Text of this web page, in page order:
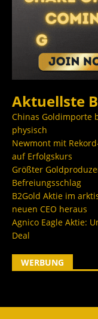
Aktuellste
Chinas Goldimporte
physisch
Newmont mit
auf Erfolgskurs
Größter
Befreiungsschlag
B2Gold Aktie im
neuen CEO heraus
Agnico Eagle Aktie:
Deal
WERBUNG